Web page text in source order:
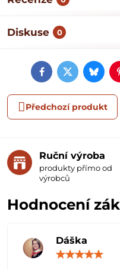
Diskuse 0
FacebookTwitter
Předchozí produkt
Ruční výroba
produkty přímo od
výrobců
Hodnocení
Dáška